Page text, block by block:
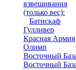
взвешивания
(только вес):
Батискаф
Гулливер
Красная Армия
Олимп
Восточный
Восточный